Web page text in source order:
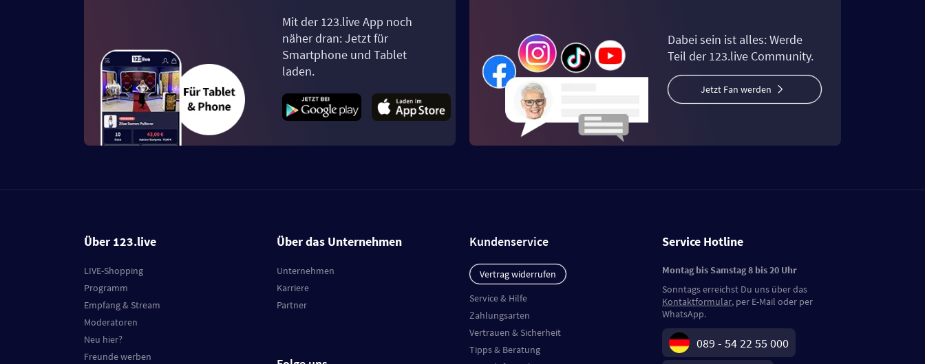
Mit der 123.live App noch
näher dran: Jetzt für
Smartphone und Tablet
laden.
Dabei sein ist alles: Werde
Teil der 123.live Community.
Jetzt Fan werden
Über 123.live
LIVE-Shopping
Programm
Empfang & Stream
Moderatoren
Neu hier?
Freunde werben
Über das Unternehmen
Unternehmen
Karriere
Partner
Kundenservice
Vertrag widerrufen
Service & Hilfe
Zahlungsarten
Vertrauen & Sicherheit
Tipps & Beratung
Service Hotline
Montag bis Samstag 8 bis 20 Uhr
Sonntags erreichst Du uns über das
Kontaktformular, per E-Mail oder per
WhatsApp.
089 - 54 22 55 000